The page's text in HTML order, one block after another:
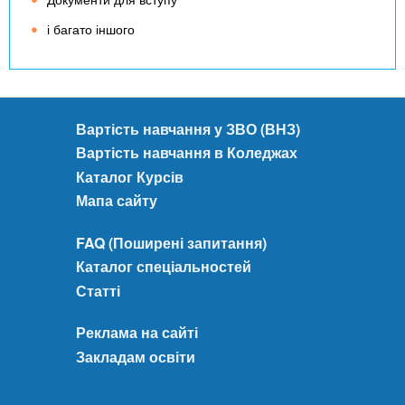
ц
г
з
а
к
і
ч
т
н
е
і багато іншого
Вартість навчання у ЗВО (ВНЗ)
Вартість навчання в Коледжах
Каталог Курсів
Мапа сайту
FAQ (Поширені запитання)
Каталог спеціальностей
Статті
Реклама на сайті
Закладам освіти